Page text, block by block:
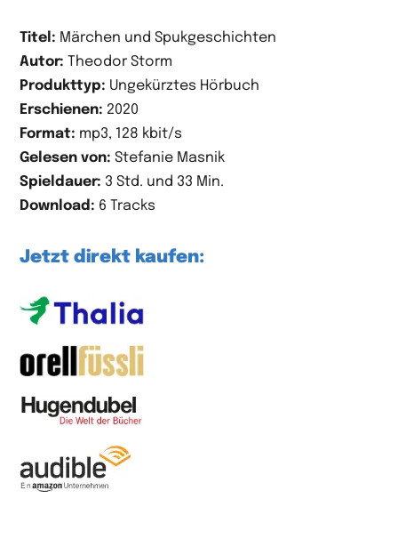
Titel: Märchen und Spukgeschichten
Autor: Theodor Storm
Produkttyp: Ungekürztes Hörbuch
Erschienen: 2020
Format: mp3, 128 kbit/s
Gelesen von: Stefanie Masnik
Spieldauer: 3 Std. und 33 Min.
Download: 6 Tracks
Jetzt direkt kaufen: